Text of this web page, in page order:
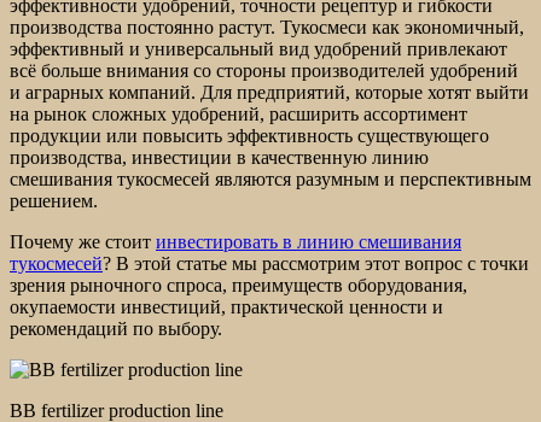
эффективности удобрений, точности рецептур и гибкости
производства постоянно растут. Тукосмеси как экономичный,
эффективный и универсальный вид удобрений привлекают
всё больше внимания со стороны производителей удобрений
и аграрных компаний. Для предприятий, которые хотят выйти
на рынок сложных удобрений, расширить ассортимент
продукции или повысить эффективность существующего
производства, инвестиции в качественную линию
смешивания тукосмесей являются разумным и перспективным
решением.
Почему же стоит инвестировать в линию смешивания
тукосмесей? В этой статье мы рассмотрим этот вопрос с точки
зрения рыночного спроса, преимуществ оборудования,
окупаемости инвестиций, практической ценности и
рекомендаций по выбору.
BB fertilizer production line